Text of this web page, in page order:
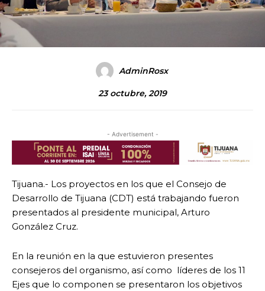
AdminRosx
23 octubre, 2019
- Advertisement -
Tijuana.- Los proyectos en los que el Consejo de
Desarrollo de Tijuana (CDT) está trabajando fueron
presentados al presidente municipal, Arturo
González Cruz.
En la reunión en la que estuvieron presentes
consejeros del organismo, así como líderes de los 11
Ejes que lo componen se presentaron los objetivos